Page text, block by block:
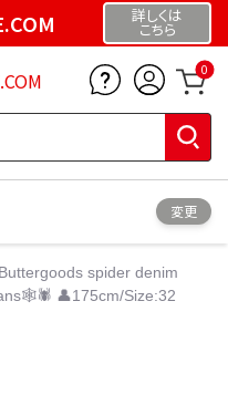
詳しくは
こちら
0
変更
spider denim
👤175cm/Size:32